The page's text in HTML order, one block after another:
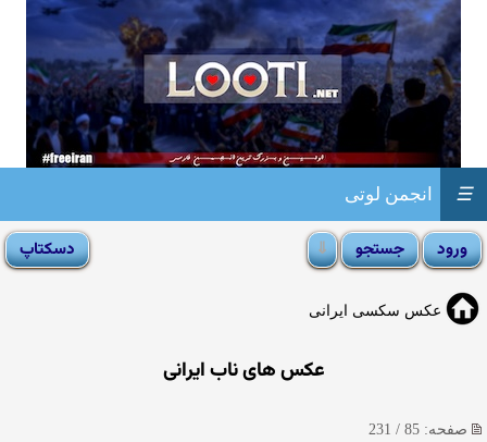
انجمن لوتی ☰
عکس سکسی ایرانی
عکس های ناب ایرانی
صفحه: 85 / 231